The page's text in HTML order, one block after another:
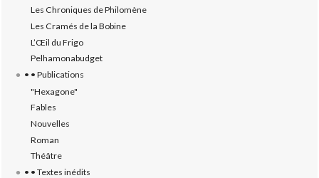
Les Chroniques de Philomène
Les Cramés de la Bobine
L’‎Œil du Frigo
Pelhamonabudget
• • Publications
"Hexagone"
Fables
Nouvelles
Roman
Théâtre
• • Textes inédits